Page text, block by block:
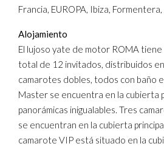
Francia, EUROPA, Ibiza,
Alojamiento
El lujoso yate de motor ROMA tiene
total de 12 invitados, distribuidos
camarotes dobles, todos con baño
Master se encuentra en la cubierta
panorámicas inigualables. Tres
se encuentran en la cubierta
camarote VIP está situado en la